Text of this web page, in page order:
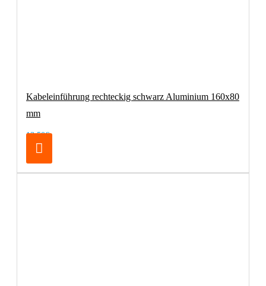
Kabeleinführung rechteckig schwarz Aluminium 160x80
mm
13,50€